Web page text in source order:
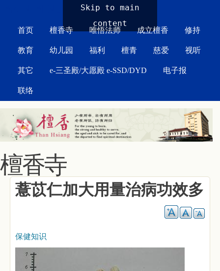
Skip to main
content
首页 檀香寺 唯悟法师 成立檀香 修持
教育 幼儿园 福利 檀青 慈爱 视听
其它 e-三圣殿/大愿殿 e-SSD/DYD 电子报
联络
檀香寺
薏苡仁加大用量治病功效多
保健知识